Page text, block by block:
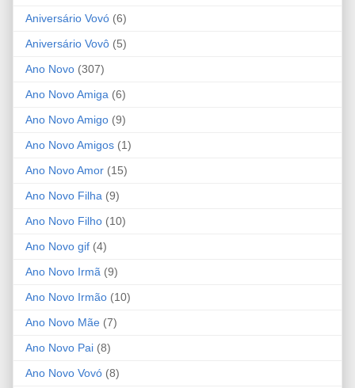
Aniversário Vovó (6)
Aniversário Vovô (5)
Ano Novo (307)
Ano Novo Amiga (6)
Ano Novo Amigo (9)
Ano Novo Amigos (1)
Ano Novo Amor (15)
Ano Novo Filha (9)
Ano Novo Filho (10)
Ano Novo gif (4)
Ano Novo Irmã (9)
Ano Novo Irmão (10)
Ano Novo Mãe (7)
Ano Novo Pai (8)
Ano Novo Vovó (8)